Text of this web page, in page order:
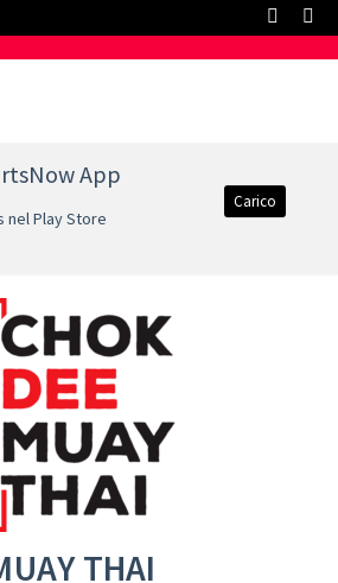
App
nel Play Store
Carico
THAI